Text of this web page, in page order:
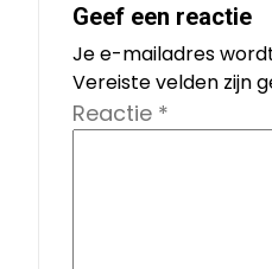
Geef een reactie
Je e-mailadres
Vereiste velden zijn
Reactie *